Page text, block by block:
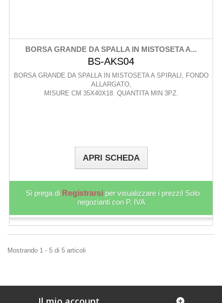
BORSA GRANDE DA SPALLA IN MISTOSETA A...
BS-AKS04
BORSA GRANDE DA SPALLA IN MISTOSETA A SPIRALI, FONDO
ALLARGATO,
MISURE CM 35X40X18. QUANTITA MIN 3PZ.
APRI SCHEDA
Si prega di Registrarsi per visualizzare i prezzi! Solo
negozianti con P. IVA
Mostrando 1 - 5 di 5 articoli